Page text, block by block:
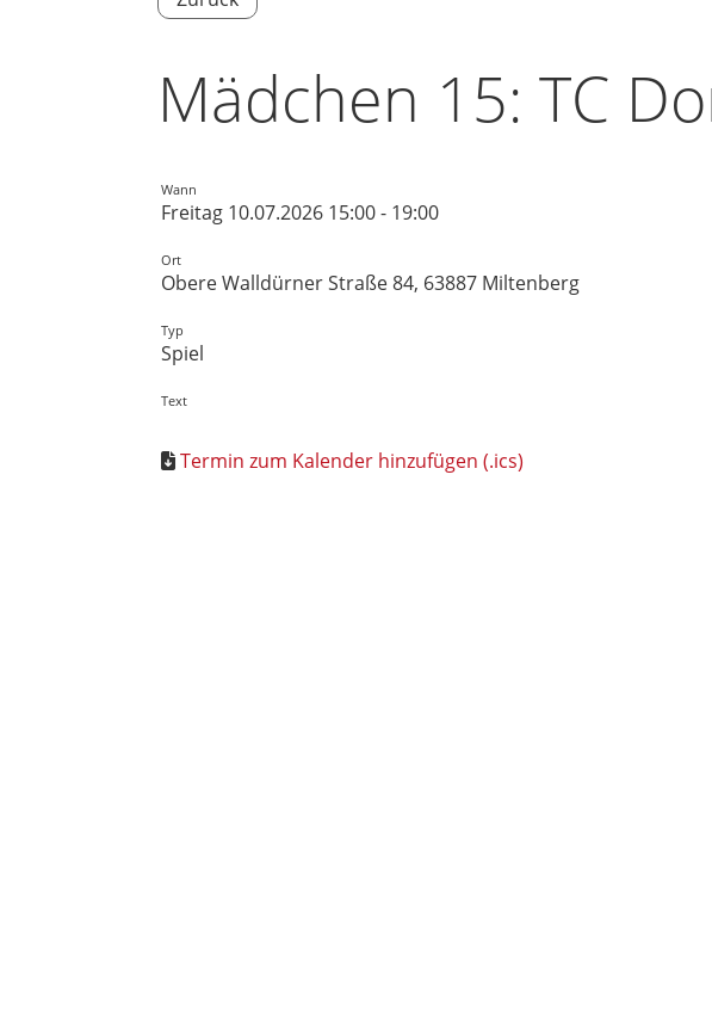
Mädchen 15: TC
Wann
Freitag 10.07.2026 15:00 - 19:00
Ort
Obere Walldürner Straße 84, 63887 Miltenberg
Typ
Spiel
Text
Termin zum Kalender hinzufügen (.ics)